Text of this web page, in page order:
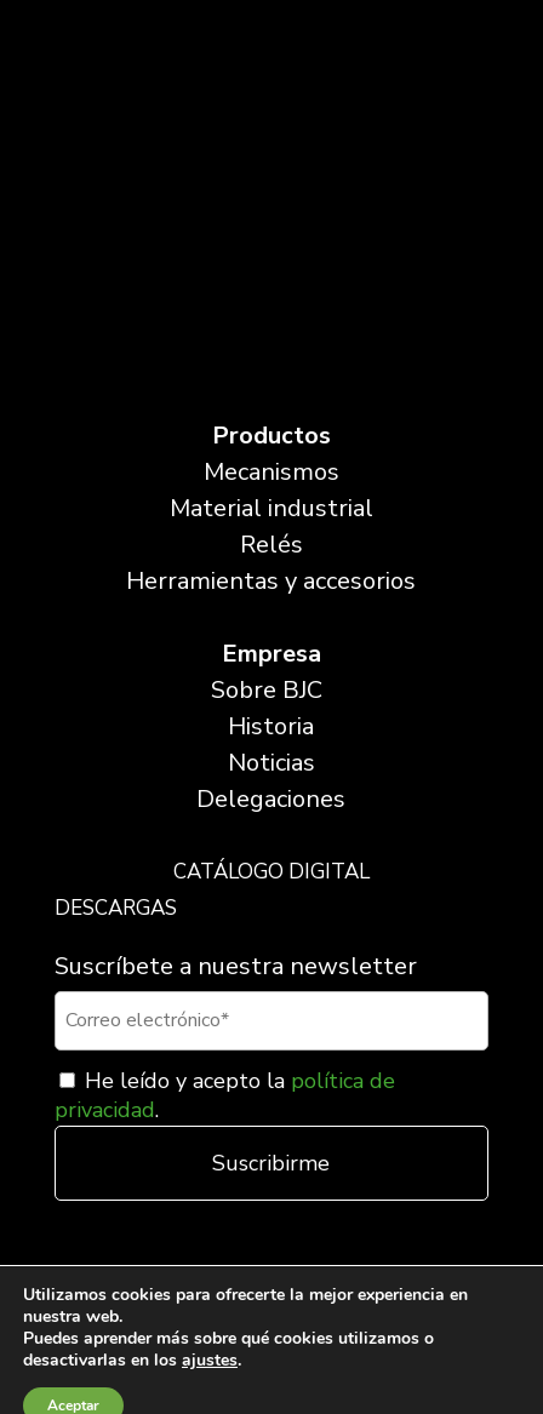
Productos
Mecanismos
Material industrial
Relés
Herramientas y accesorios
Empresa
Sobre BJC
Historia
Noticias
Delegaciones
CATÁLOGO DIGITAL
DESCARGAS
Suscríbete a nuestra newsletter
He leído y acepto la política de
privacidad.
Utilizamos cookies para ofrecerte la mejor experiencia en
nuestra web.
Puedes aprender más sobre qué cookies utilizamos o
desactivarlas en los ajustes.
Aceptar